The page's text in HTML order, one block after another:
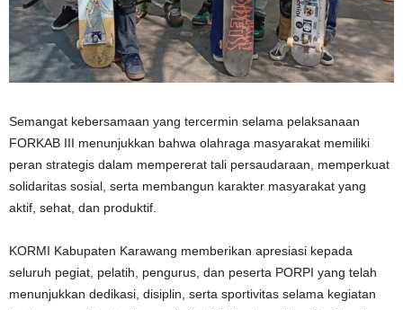
Semangat kebersamaan yang tercermin selama pelaksanaan
FORKAB III menunjukkan bahwa olahraga masyarakat memiliki
peran strategis dalam mempererat tali persaudaraan, memperkuat
solidaritas sosial, serta membangun karakter masyarakat yang
aktif, sehat, dan produktif.
KORMI Kabupaten Karawang memberikan apresiasi kepada
seluruh pegiat, pelatih, pengurus, dan peserta PORPI yang telah
menunjukkan dedikasi, disiplin, serta sportivitas selama kegiatan